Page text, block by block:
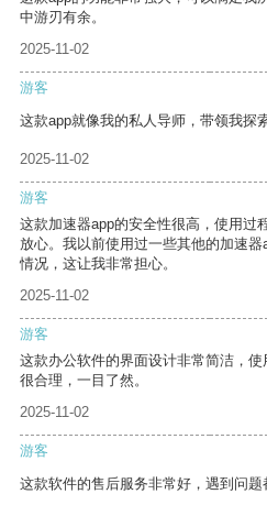
中游刃有余。
2025-11-02
游客
这款app就像我的私人导师，带领我探
2025-11-02
游客
这款加速器app的安全性很高，使用过
放心。我以前使用过一些其他的加速
情况，这让我非常担心。
2025-11-02
游客
这款办公软件的界面设计非常简洁，
很合理，一目了然。
2025-11-02
游客
这款软件的售后服务非常好，遇到问题